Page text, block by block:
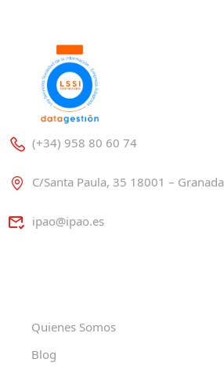
(+34) 958 80 60 74
C/Santa Paula, 35 18001 – Granada
ipao@ipao.es
Quienes Somos
Blog